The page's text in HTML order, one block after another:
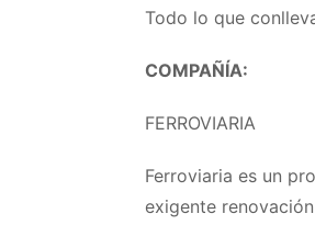
Todo lo que
COMPAÑÍA:
FERROVIARIA
Ferroviaria es un
exigente